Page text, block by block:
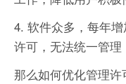
4. 软件众多，每年
许可，无法统一管理
那么如何优化管理许